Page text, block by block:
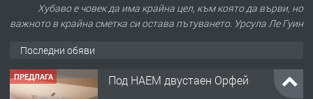
Хубаво е човек да има крайна цел, към която да върви, но
важното в крайна сметка си остава пътуването. Урсула Ле Гуин
Последни обяви
ПРЕДЛАГА Под НАЕМ двустаен Орфей